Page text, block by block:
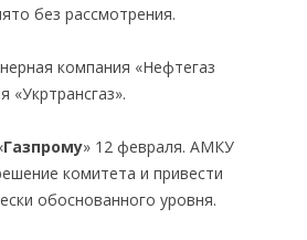
без рассмотрения.
компания «Нефтегаз
Газпрому» 12 февраля. АМКУ
комитета и привести
обоснованного уровня.